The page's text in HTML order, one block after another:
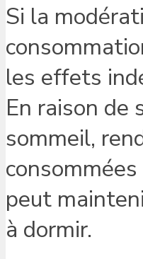
Si la
les effets
En raison
sommeil,
peut
à dormir.